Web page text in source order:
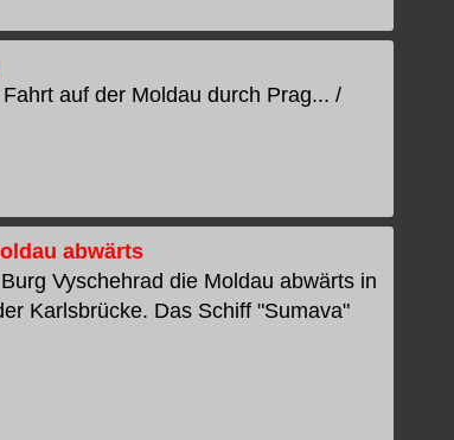
auf der Moldau durch Prag... /
abwärts
Vyschehrad die Moldau abwärts in
Karlsbrücke. Das Schiff "Sumava"